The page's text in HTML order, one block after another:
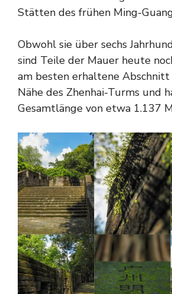
Stätten des frühen Ming-
Obwohl sie über sechs
sind Teile der Mauer heute
am besten erhaltene
Nähe des Zhenhai-Turms und
Gesamtlänge von etwa 1.137